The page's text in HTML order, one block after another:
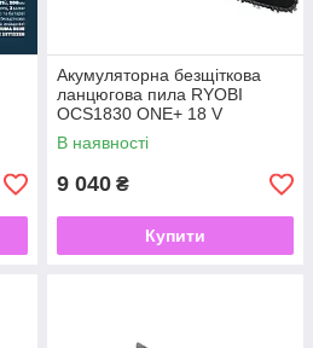
Акумуляторна безщіткова
ланцюгова пила RYOBI
OCS1830 ONE+ 18 V
В наявності
9 040 ₴
Купити